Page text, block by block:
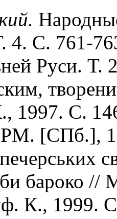
4. С. 761-
Руси. Т.
1997. С.
[СПб.],
бароко //
К., 1999.